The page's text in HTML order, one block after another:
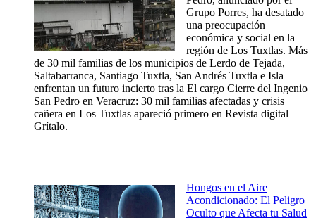
Grupo Porres, ha desatado
una preocupación
económica y social en la
región de Los Tuxtlas. Más
de 30 mil familias de los municipios de Lerdo de Tejada,
Saltabarranca, Santiago Tuxtla, San Andrés Tuxtla e Isla
enfrentan un futuro incierto tras la El cargo Cierre del Ingenio
San Pedro en Veracruz: 30 mil familias afectadas y crisis
cañera en Los Tuxtlas apareció primero en Revista digital
Grítalo.
Hongos en el Aire
Acondicionado: El Peligro
Oculto que Afecta tu Salud